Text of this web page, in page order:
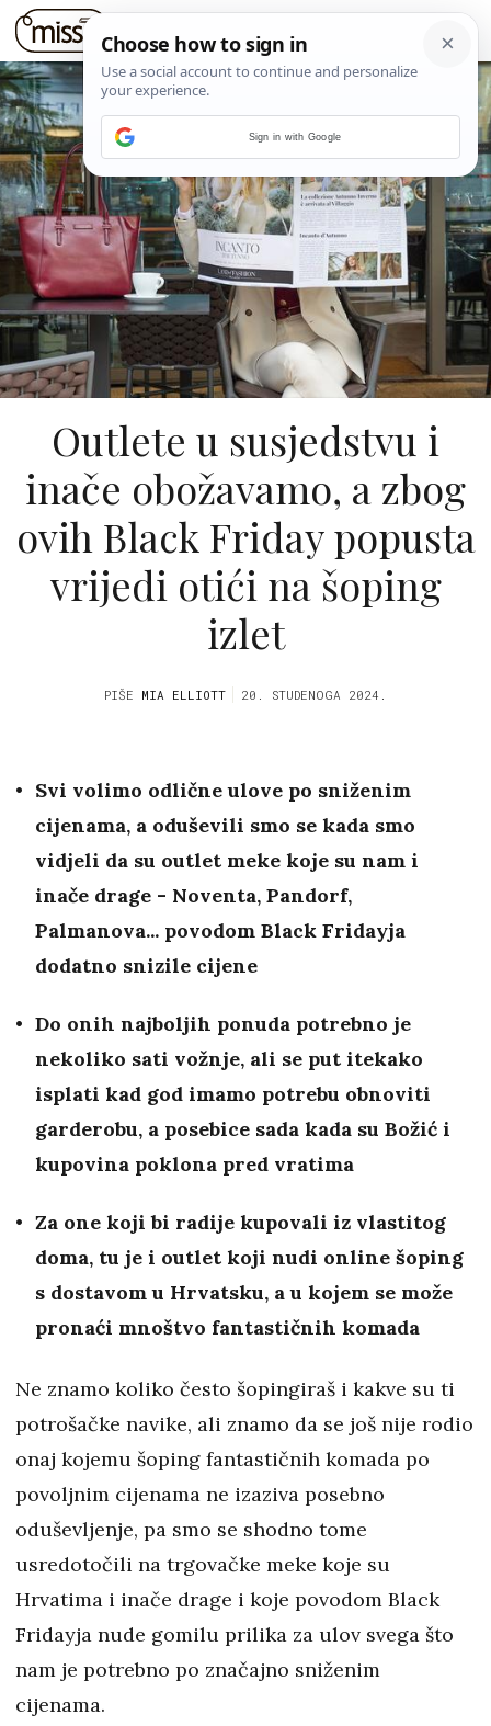
Outlete u susjedstvu i
inače obožavamo, a zbog
ovih Black Friday popusta
vrijedi otići na šoping
izlet
PIŠE MIA ELLIOTT 20. STUDENOGA 2024.
Svi volimo odlične ulove po sniženim
cijenama, a oduševili smo se kada smo
vidjeli da su outlet meke koje su nam i
inače drage - Noventa, Pandorf,
Palmanova... povodom Black Fridayja
dodatno snizile cijene
Do onih najboljih ponuda potrebno je
nekoliko sati vožnje, ali se put itekako
isplati kad god imamo potrebu obnoviti
garderobu, a posebice sada kada su Božić i
kupovina poklona pred vratima
Za one koji bi radije kupovali iz vlastitog
doma, tu je i outlet koji nudi online šoping
s dostavom u Hrvatsku, a u kojem se može
pronaći mnoštvo fantastičnih komada
Ne znamo koliko često šopingiraš i kakve su ti
potrošačke navike, ali znamo da se još nije rodio
onaj kojemu šoping fantastičnih komada po
povoljnim cijenama ne izaziva posebno
oduševljenje, pa smo se shodno tome
usredotočili na trgovačke meke koje su
Hrvatima i inače drage i koje povodom Black
Fridayja nude gomilu prilika za ulov svega što
nam je potrebno po značajno sniženim
cijenama.
Sign in with Google